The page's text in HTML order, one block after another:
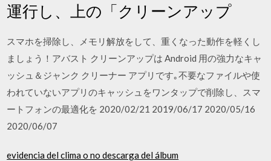
運行し、上の「クリーンアップ
スマホを掃除し、メモリ解放をして、重くなった動作を軽くし
ましょう！アバスト クリーンアップは Android 用の強力なキャ
ッシュ＆ジャンク クリーナー アプリです｡不要なファイルや使
われていないアプリのキャッシュをワンタップで削除し、スマ
ートフォンの最適化を 2020/02/21 2019/06/17 2020/05/16
2020/06/07
evidencia del clima o no descarga del álbum